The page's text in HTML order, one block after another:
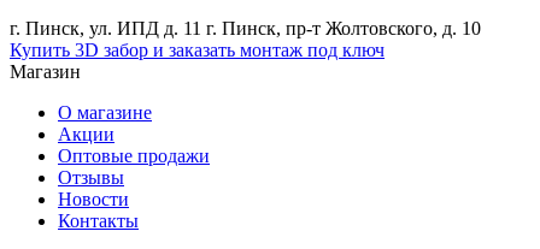
г. Пинск, ул. ИПД д. 11 г. Пинск, пр-т Жолтовского, д. 10
Купить 3D забор и заказать монтаж под ключ
Магазин
О магазине
Акции
Оптовые продажи
Отзывы
Новости
Контакты